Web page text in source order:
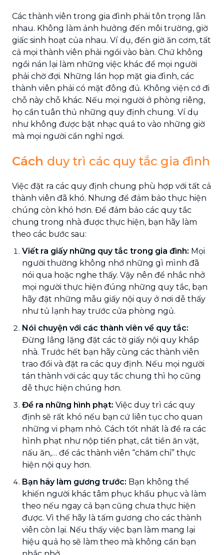
Các thành viên trong gia đình phải tôn trọng lẫn
nhau. Không làm ảnh hưởng đến môi trường, giờ
giấc sinh hoạt của nhau. Ví dụ, đến giờ ăn cơm, tất
cả mọi thành viên phải ngồi vào bàn. Chứ không
ngồi nán lại làm những việc khác để mọi người
phải chờ đợi. Những lần họp mặt gia đình, các
thành viên phải có mặt đông đủ. Không viện cớ đi
chỗ này chỗ khác. Nếu mọi người ở phòng riêng,
họ cần tuân thủ những quy định chung. Ví dụ
như không được bật nhạc quá to vào những giờ
mà mọi người cần nghỉ ngơi.
Cách duy trì các quy tắc gia đình
Việc đặt ra các quy định chung phù hợp với tất cả
thành viên đã khó. Nhưng để đảm bảo thực hiện
chúng còn khó hơn. Để đảm bảo các quy tắc
chung trong nhà được thực hiện, bạn hãy làm
theo các bước sau:
Viết ra giấy những quy tắc trong gia đình: Mọi
người thường không nhớ những gì mình đã
nói qua hoặc nghe thấy. Vậy nên để nhắc nhở
mọi người thực hiện đúng những quy tắc, bạn
hãy đặt những mẫu giấy nội quy ở nơi dễ thấy
như tủ lạnh hay trước cửa phòng ngủ.
Nói chuyện với các thành viên về quy tắc:
Đừng lẳng lặng đặt các tờ giấy nội quy khắp
nhà. Trước hết bạn hãy cùng các thành viên
trao đổi và đặt ra các quy định. Nếu mọi người
tán thành với các quy tắc chung thì họ cũng
dễ thực hiện chúng hơn.
Đề ra những hình phạt: Việc duy trì các quy
định sẽ rất khó nếu bạn cứ liên tục cho quan
những vi phạm nhỏ. Cách tốt nhất là đề ra các
hình phạt như nộp tiền phạt, cắt tiền ăn vặt,
nấu ăn,… để các thành viên “chăm chỉ” thực
hiện nội quy hơn.
Bạn hãy làm gương trước: Bạn không thể
khiến người khác tâm phục khẩu phục và làm
theo nếu ngay cả bạn cũng chưa thực hiện
được. Vì thế hãy là tấm gương cho các thành
viên còn lại. Nếu thấy việc bạn làm mang lại
hiệu quả họ sẽ làm theo mà không cần bạn